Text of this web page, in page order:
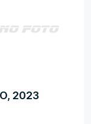
2023